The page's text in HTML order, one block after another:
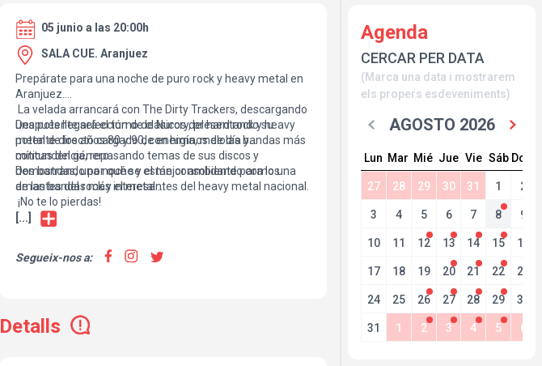
05 junio a las 20:00h
SALA CUE. Aranjuez
Prepárate para una noche de puro rock y heavy metal en
Aranjuez.
La velada arrancará con The Dirty Trackers, descargando
una potente selección de clásicos del hard rock y heavy
metal de los años 80 y 90, con himnos de las bandas más
míticas del género.
Después llegará el turno de Nurcry, presentando su
potente directo cargado de energía, melodía y
contundencia, repasando temas de sus discos y
demostrando por qué se están consolidando como una
de las bandas más interesantes del heavy metal nacional.
Dos bandas, una noche y el mejor ambiente para los
amantes del rock y el metal.
¡No te lo pierdas!
[...]
Segueix-nos a:
Detalls
Agenda
CERCAR PER DATA
(Marca una data i mostrarem
els propers esdeveniments)
AGOSTO 2026
Lun Mar Mié Jue Vie Sáb Dom
27 28 29 30 31 1 2
3 4 5 6 7 8 9
10 11 12 13 14 15 16
17 18 19 20 21 22 23
24 25 26 27 28 29 30
31 1 2 3 4 5 6